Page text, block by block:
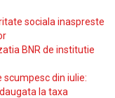
sociala inaspreste
BNR de institutie
scumpesc din iulie:
la taxa